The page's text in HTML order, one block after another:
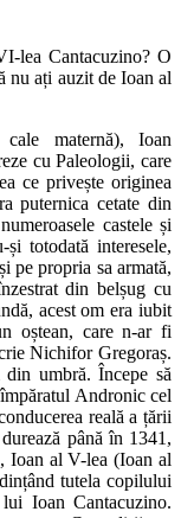
lea Cantacuzino? O
nu ați auzit de Ioan al
maternă), Ioan
cu Paleologii, care
ce privește originea
puternica cetate din
castele și
totodată interesele,
pe propria sa armată,
din belșug cu
acest om era iubit
oștean, care n-ar fi
Nichifor Gregoraș.
umbră. Începe să
Andronic cel
reală a țării
până în 1341,
Ioan al V-lea (Ioan al
tutela copilului
Ioan Cantacuzino.